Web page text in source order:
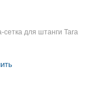
для штанги Tara